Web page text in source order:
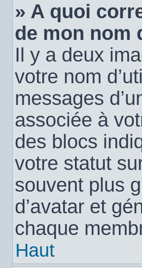
» A quoi
de mon nom
Il y a deux
votre nom
messages
associée à
des blocs
votre statut
souvent plus
d’avatar et
chaque
Haut